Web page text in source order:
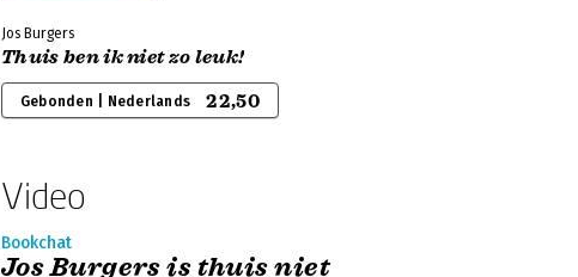
Jos Burgers
Thuis ben ik niet zo leuk!
Gebonden | Nederlands 22,50
Video
Bookchat
Jos Burgers is thuis niet